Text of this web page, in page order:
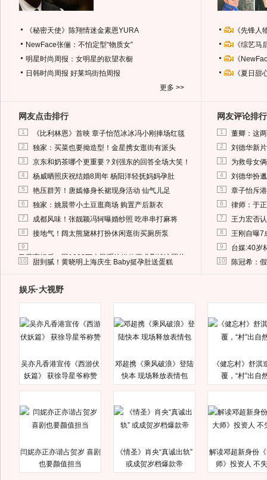
《秘密天使》陈翔情迷金素恩YURA
NewFace张俪：不怕定型“物质女”
明星时尚周报：女明星的欲望衣橱
日韩时尚周报 好莱坞街拍周报
更多 >>
《先锋
《综艺
《
《夏日
网友点击排行
1 《比利林恩》首映 章子怡范冰冰冯小刚捧场红毯
2 独家：买菜也要拗造型！金星携女逛街有派头
3 京东和奶茶哪个更重要？刘强东的回答全场大笑！
4 杨威晒照庆祝结婚8周年 杨阳洋轻抚妈妈孕肚
5 艳压群芳！唐嫣修身长裙现身活动 仙气儿足
6 独家：姚晨带小土豆逛商场 购置产后新衣
7 成都风味！张靓颖冯轲曝婚纱照 吃串串打麻将
8 接地气！阔太熊黛林打扮休闲逛街买厕所泵
9
马蓉离婚后，砸1000万人民币给媒体要求删掉这照片
10 甜到腻！黄晓明上海庆生 Baby挺孕肚送蛋糕
网友评论排行
1 董卿：这
2 刘德华新
3 为救母女
4 刘德华扮
5 章子怡斥
6 律师：于
7 王力宏否
8 王刚自曝7
9 台媒:40岁
10 陈冠希：
娱乐·大视野
吴亦凡香港宣传《西游伏
妖篇》 获徐导星爷称赞
邓超携《乘风破浪》登陆
快本 现场释放表情包
《健忘村》舒淇
覆，“村”出自
闫妮亦正亦谐占贺岁 喜剧
也要颜值担当
《情圣》肖央“真诚出轨”
或成贺岁档爆款帝
解读邓超新身份
师》投资人 不